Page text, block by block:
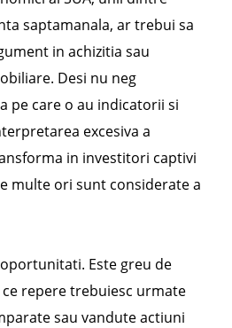
saptamanala, ar trebui sa
in achizitia sau
Desi nu neg
pe care o au indicatorii si
excesiva a
in investitori captivi
multe ori sunt considerate a
Este greu de
repere trebuiesc urmate
sau vandute actiuni